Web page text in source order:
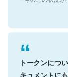
トークンにつ
キュメントに